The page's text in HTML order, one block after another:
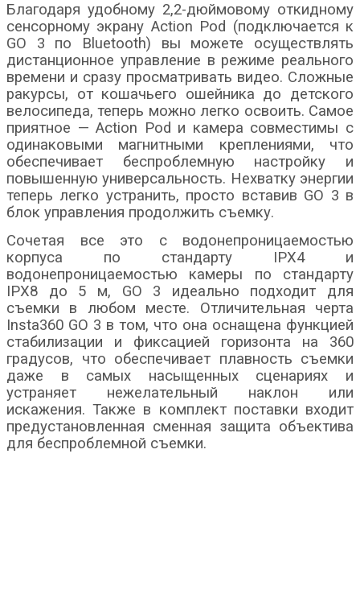
Благодаря удобному 2,2-дюймовому откидному
сенсорному экрану Action Pod (подключается к
GO 3 по Bluetooth) вы можете осуществлять
дистанционное управление в режиме реального
времени и сразу просматривать видео. Сложные
ракурсы, от кошачьего ошейника до детского
велосипеда, теперь можно легко освоить. Самое
приятное — Action Pod и камера совместимы с
одинаковыми магнитными креплениями, что
обеспечивает беспроблемную настройку и
повышенную универсальность. Нехватку энергии
теперь легко устранить, просто вставив GO 3 в
блок управления продолжить съемку.
Сочетая все это с водонепроницаемостью
корпуса по стандарту IPX4 и
водонепроницаемостью камеры по стандарту
IPX8 до 5 м, GO 3 идеально подходит для
съемки в любом месте. Отличительная черта
Insta360 GO 3 в том, что она оснащена функцией
стабилизации и фиксацией горизонта на 360
градусов, что обеспечивает плавность съемки
даже в самых насыщенных сценариях и
устраняет нежелательный наклон или
искажения. Также в комплект поставки входит
предустановленная сменная защита объектива
для беспроблемной съемки.